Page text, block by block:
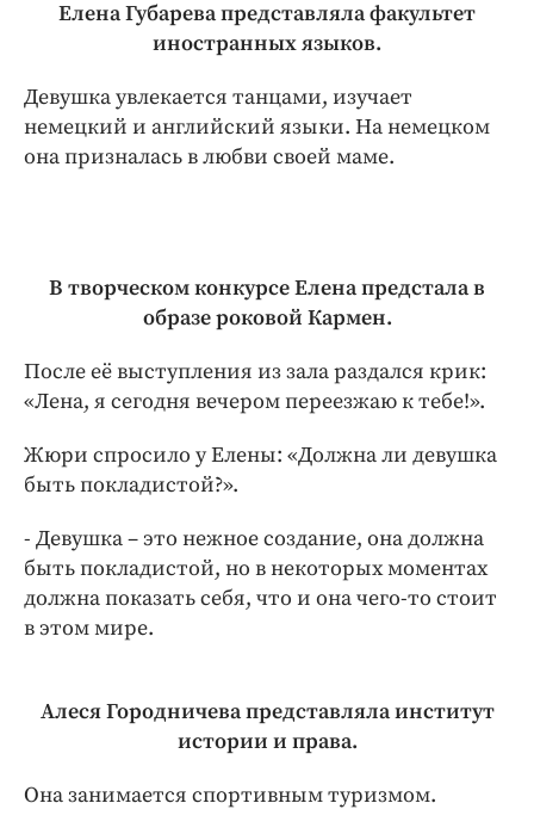
Елена Губарева представляла факультет
иностранных языков.
Девушка увлекается танцами, изучает
немецкий и английский языки. На немецком
она призналась в любви своей маме.
В творческом конкурсе Елена предстала в
образе роковой Кармен.
После её выступления из зала раздался крик:
«Лена, я сегодня вечером переезжаю к тебе!».
Жюри спросило у Елены: «Должна ли девушка
быть покладистой?».
- Девушка – это нежное создание, она должна
быть покладистой, но в некоторых моментах
должна показать себя, что и она чего-то стоит
в этом мире.
Алеся Городничева представляла институт
истории и права.
Она занимается спортивным туризмом.